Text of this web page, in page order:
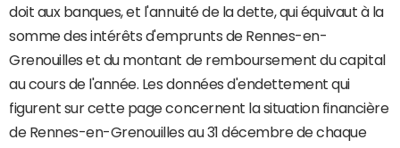
doit aux banques, et l'annuité de la dette, qui équivaut à la
somme des intérêts d'emprunts de Rennes-en-
Grenouilles et du montant de remboursement du capital
au cours de l'année. Les données d'endettement qui
figurent sur cette page concernent la situation financière
de Rennes-en-Grenouilles au 31 décembre de chaque